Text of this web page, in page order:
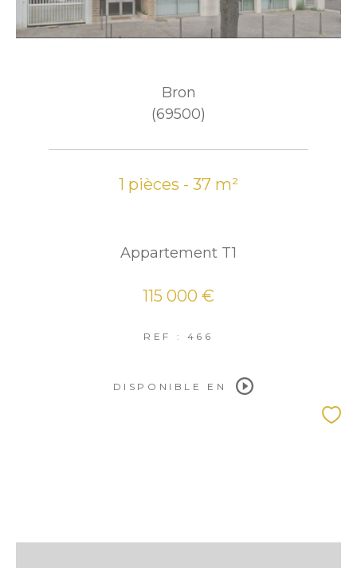
Bron
(69500)
1 pièces - 37 m²
Appartement T1
115 000 €
REF : 466
DISPONIBLE EN